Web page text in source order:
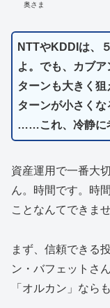
奥さま
NTTやKDDIは、
よ。でも、カブ
ターンも大きく狙
ターンが小さくな
……これ、冷静に
資産運用で一番大
ん。時間です。時
ことなんてできませ
まず、信頼できる
ン・バフェットさ
「オルカン」なら